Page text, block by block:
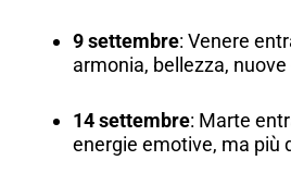
9 settembre: Venere
armonia, bellezza,
14 settembre: Marte
energie emotive, ma più